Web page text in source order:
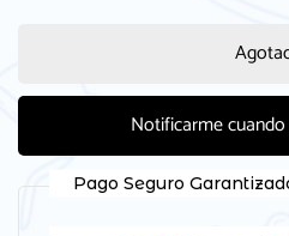
Notificarme
Pago Seguro